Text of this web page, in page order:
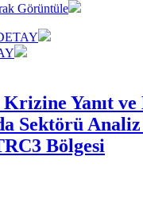
Görüntüle
Yanıt ve
Sektörü
Bölgesi